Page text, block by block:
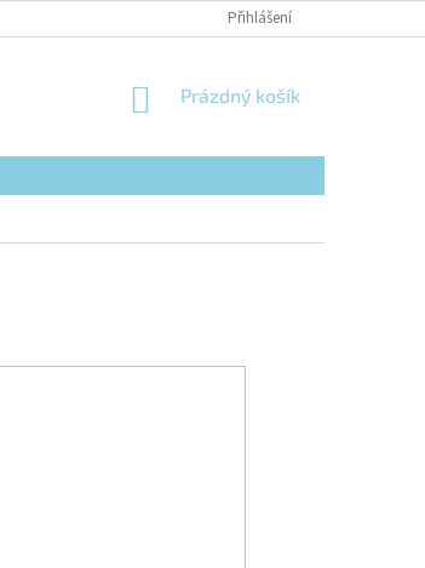
Přihlášení
NÁKUPNÍ
Prázdný košík